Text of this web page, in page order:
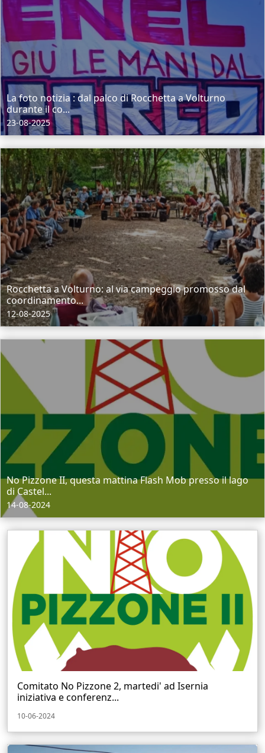
La foto notizia : dal palco di Rocchetta a Volturno
durante il co...
23-08-2025
Rocchetta a Volturno: al via campeggio promosso dal
coordinamento...
12-08-2025
No Pizzone II, questa mattina Flash Mob presso il lago
di Castel...
14-08-2024
Comitato No Pizzone 2, martedi' ad Isernia
iniziativa e conferenz...
10-06-2024